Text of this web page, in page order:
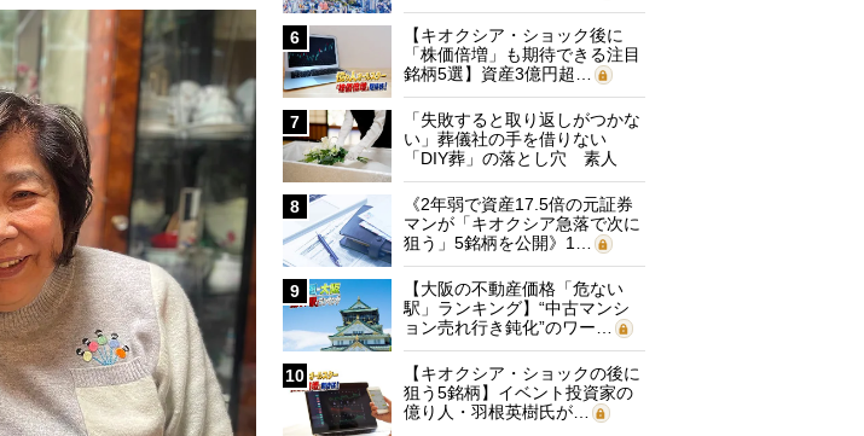
6
【キオクシア・ショック後に
「株価倍増」も期待できる注目
銘柄5選】資産3億円超…
7
「失敗すると取り返しがつかな
い」葬儀社の手を借りない
「DIY葬」の落とし穴 素人
に…
8
《2年弱で資産17.5倍の元証券
マンが「キオクシア急落で次に
狙う」5銘柄を公開》1…
9
【大阪の不動産価格「危ない
駅」ランキング】“中古マンシ
ョン売れ行き鈍化”のワー…
10
【キオクシア・ショックの後に
狙う5銘柄】イベント投資家の
億り人・羽根英樹氏が…